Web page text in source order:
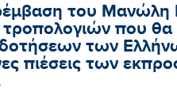
του Μανώλη
που
των
πιέσεις των